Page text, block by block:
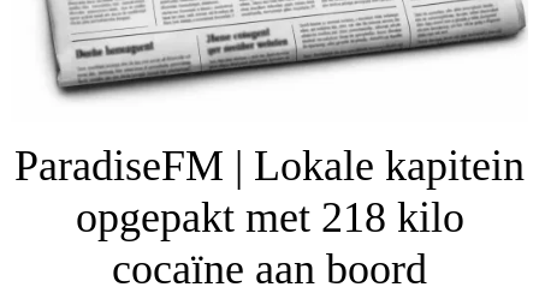
ParadiseFM | Lokale kapitein
opgepakt met 218 kilo
cocaïne aan boord